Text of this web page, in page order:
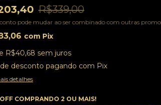
R$339,00
pode mudar ao ser combinado com outras
com Pix
R$40,68 sem juros
desconto pagando com Pix
detalhes
COMPRANDO 2 OU MAIS!